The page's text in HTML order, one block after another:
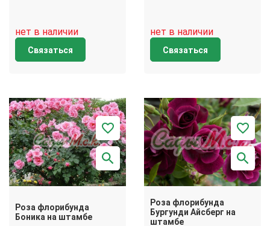
нет в наличии
Связаться
нет в наличии
Связаться
Роза флорибунда
Боника на штамбе
Роза флорибунда
Бургунди Айсберг на
штамбе